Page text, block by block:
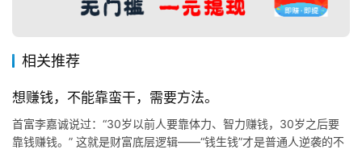
相关推荐
想赚钱，不能靠蛮干，需要方法。
首富李嘉诚说过：“30岁以前人要靠体力、智力赚钱，30岁之后要
靠钱赚钱。” 这就是财富底层逻辑——“钱生钱”才是普通人逆袭的不